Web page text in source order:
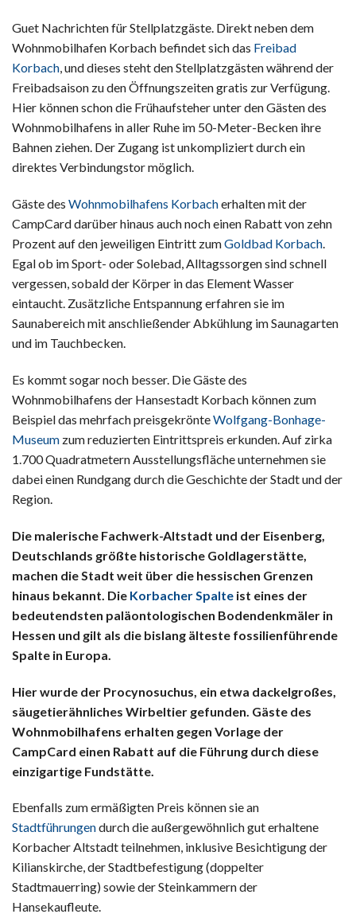
Guet Nachrichten für Stellplatzgäste. Direkt neben dem
Wohnmobilhafen Korbach befindet sich das Freibad
Korbach, und dieses steht den Stellplatzgästen während der
Freibadsaison zu den Öffnungszeiten gratis zur Verfügung.
Hier können schon die Frühaufsteher unter den Gästen des
Wohnmobilhafens in aller Ruhe im 50-Meter-Becken ihre
Bahnen ziehen. Der Zugang ist unkompliziert durch ein
direktes Verbindungstor möglich.
Gäste des Wohnmobilhafens Korbacherhalten mit der
CampCard darüber hinaus auch noch einen Rabatt von zehn
Prozent auf den jeweiligen Eintritt zumGoldbad Korbach.
Egal ob im Sport- oder Solebad, Alltagssorgen sind schnell
vergessen, sobald der Körper in das Element Wasser
eintaucht. Zusätzliche Entspannung erfahren sie im
Saunabereich mit anschließender Abkühlung im Saunagarten
und im Tauchbecken.
Es kommt sogar noch besser. Die Gäste des
Wohnmobilhafens der Hansestadt Korbach können zum
Beispiel das mehrfach preisgekrönteWolfgang-Bonhage-
Museum zum reduzierten Eintrittspreis erkunden. Auf zirka
1.700 Quadratmetern Ausstellungsfläche unternehmen sie
dabei einen Rundgang durch die Geschichte der Stadt und der
Region.
Die malerische Fachwerk-Altstadt und der Eisenberg,
Deutschlands größte historische Goldlagerstätte,
machen die Stadt weit über die hessischen Grenzen
hinaus bekannt. Die Korbacher Spalte ist eines der
bedeutendsten paläontologischen Bodendenkmäler in
Hessen und gilt als die bislang älteste fossilienführende
Spalte in Europa.
Hier wurde der Procynosuchus, ein etwa dackelgroßes,
säugetierähnliches Wirbeltier gefunden. Gäste des
Wohnmobilhafens erhalten gegen Vorlage der
CampCard einen Rabatt auf die Führung durch diese
einzigartige Fundstätte.
Ebenfalls zum ermäßigten Preis können sie an
Stadtführungendurch die außergewöhnlich gut erhaltene
Korbacher Altstadt teilnehmen, inklusive Besichtigung der
Kilianskirche, der Stadtbefestigung (doppelter
Stadtmauerring) sowie der Steinkammern der
Hansekaufleute.